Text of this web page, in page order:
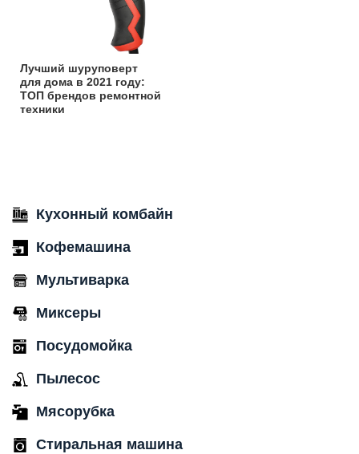
Лучший шуруповерт
для дома в 2021 году:
ТОП брендов ремонтной
техники
Кухонный комбайн
Кофемашина
Мультиварка
Миксеры
Посудомойка
Пылесос
Мясорубка
Стиральная машина